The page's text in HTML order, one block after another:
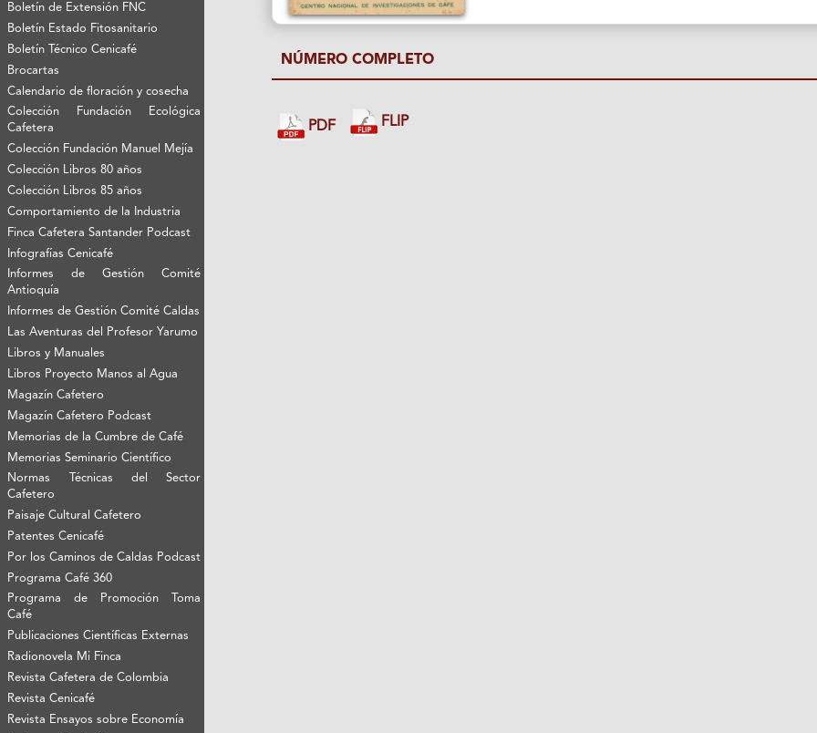
Boletín de Extensión FNC
Boletín Estado Fitosanitario
Boletín Técnico Cenicafé
Brocartas
Calendario de floración y cosecha
Colección Fundación Ecológica
Cafetera
Colección Fundación Manuel Mejía
Colección Libros 80 años
Colección Libros 85 años
Comportamiento de la Industria
Finca Cafetera Santander Podcast
Infografías Cenicafé
Informes de Gestión Comité
Antioquía
Informes de Gestión Comité Caldas
Las Aventuras del Profesor Yarumo
Libros y Manuales
Libros Proyecto Manos al Agua
Magazín Cafetero
Magazín Cafetero Podcast
Memorias de la Cumbre de Café
Memorias Seminario Científico
Normas Técnicas del Sector
Cafetero
Paisaje Cultural Cafetero
Patentes Cenicafé
Por los Caminos de Caldas Podcast
Programa Café 360
Programa de Promoción Toma
Café
Publicaciones Científicas Externas
Radionovela Mi Finca
Revista Cafetera de Colombia
Revista Cenicafé
Revista Ensayos sobre Economía
NÚMERO COMPLETO
PDF FLIP